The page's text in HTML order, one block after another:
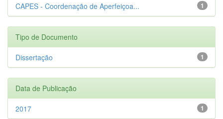
1
CAPES - Coordenação de Aperfeiçoa...
Tipo de Documento
1
Dissertação
Data de Publicação
1
2017